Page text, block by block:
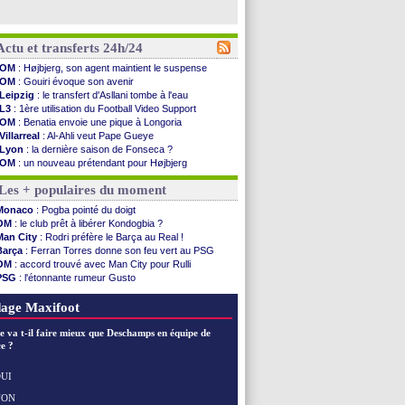
et transferts 24h/24
OM : Højbjerg, son agent maintient le suspense
OM : Gouiri évoque son avenir
Leipzig : le transfert d'Asllani tombe à l'eau
L3 : 1ère utilisation du Football Video Support
OM : Benatia envoie une pique à Longoria
Villarreal : Al-Ahli veut Pape Gueye
Lyon : la dernière saison de Fonseca ?
OM : un nouveau prétendant pour Højbjerg
Brest: un gardien norvégien en approche ?
OM: McCourt a versé 120 M€ en 2026
PSG: 4 retours dans le groupe face à Man Utd ...
Nice: Kevin Carlos va partir en Italie
L1 : prison avec sursis requis contre un arbitre
Leganés : c'est signé pour Luca Zidane (off.)
Atletico: Ruggeri en route pour Aston Villa
Monaco: Filipe Luis soutient Biereth
Lyon : Mangala prêté à Getafe (officiel)
Arsenal: Naples vise Gabriel Jesus
Man City: accord avec le Barça pour Rodri ?
Rennes
OM
+ populaires du moment
: Pogba pointé du doigt
: le club prêt à libérer Kondogbia ?
City : Rodri préfère le Barça au Real !
: Ferran Torres donne son feu vert au PSG
: accord trouvé avec Man City pour Rulli
: l'étonnante rumeur Gusto
: Owori battu à mort à Kampala
Maxifoot
va t-il faire mieux que Deschamps en équipe de
?